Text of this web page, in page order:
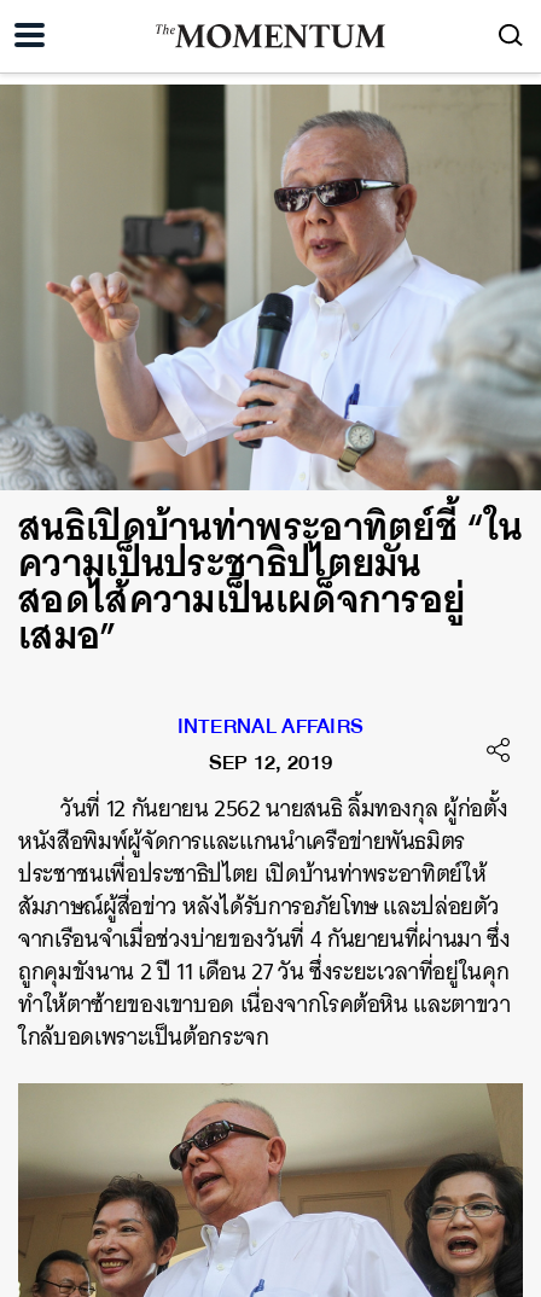
สนธิเปิดบ้านท่าพระอาทิตย์ชี้ “ใน
ความเป็นประชาธิปไตยมัน
สอดไส้ความเป็นเผด็จการอยู่
เสมอ”
INTERNAL AFFAIRS
SEP 12, 2019
วันที่ 12 กันยายน 2562 นายสนธิ ลิ้มทองกุล ผู้ก่อตั้ง
หนังสือพิมพ์ผู้จัดการและแกนนำเครือข่ายพันธมิตร
ประชาชนเพื่อประชาธิปไตย เปิดบ้านท่าพระอาทิตย์ให้
สัมภาษณ์ผู้สื่อข่าว หลังได้รับการอภัยโทษ และปล่อยตัว
จากเรือนจำเมื่อช่วงบ่ายของวันที่ 4 กันยายนที่ผ่านมา ซึ่ง
ถูกคุมขังนาน 2 ปี 11 เดือน 27 วัน ซึ่งระยะเวลาที่อยู่ในคุก
ทำให้ตาซ้ายของเขาบอด เนื่องจากโรคต้อหิน และตาขวา
ใกล้บอดเพราะเป็นต้อกระจก